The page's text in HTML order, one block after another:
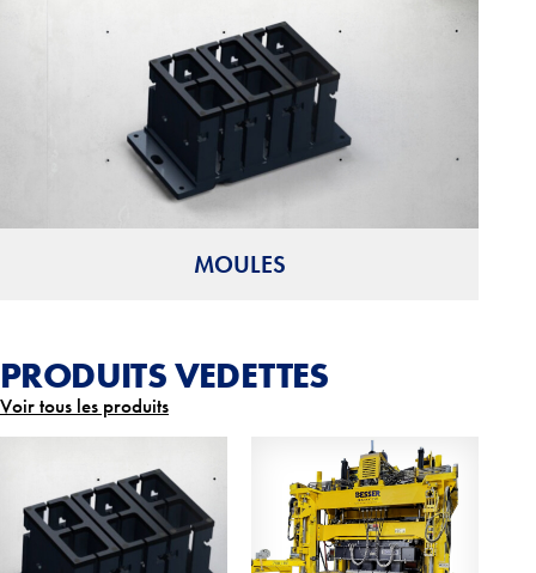
MOULES
PRODUITS VEDETTES
Voir tous les produits